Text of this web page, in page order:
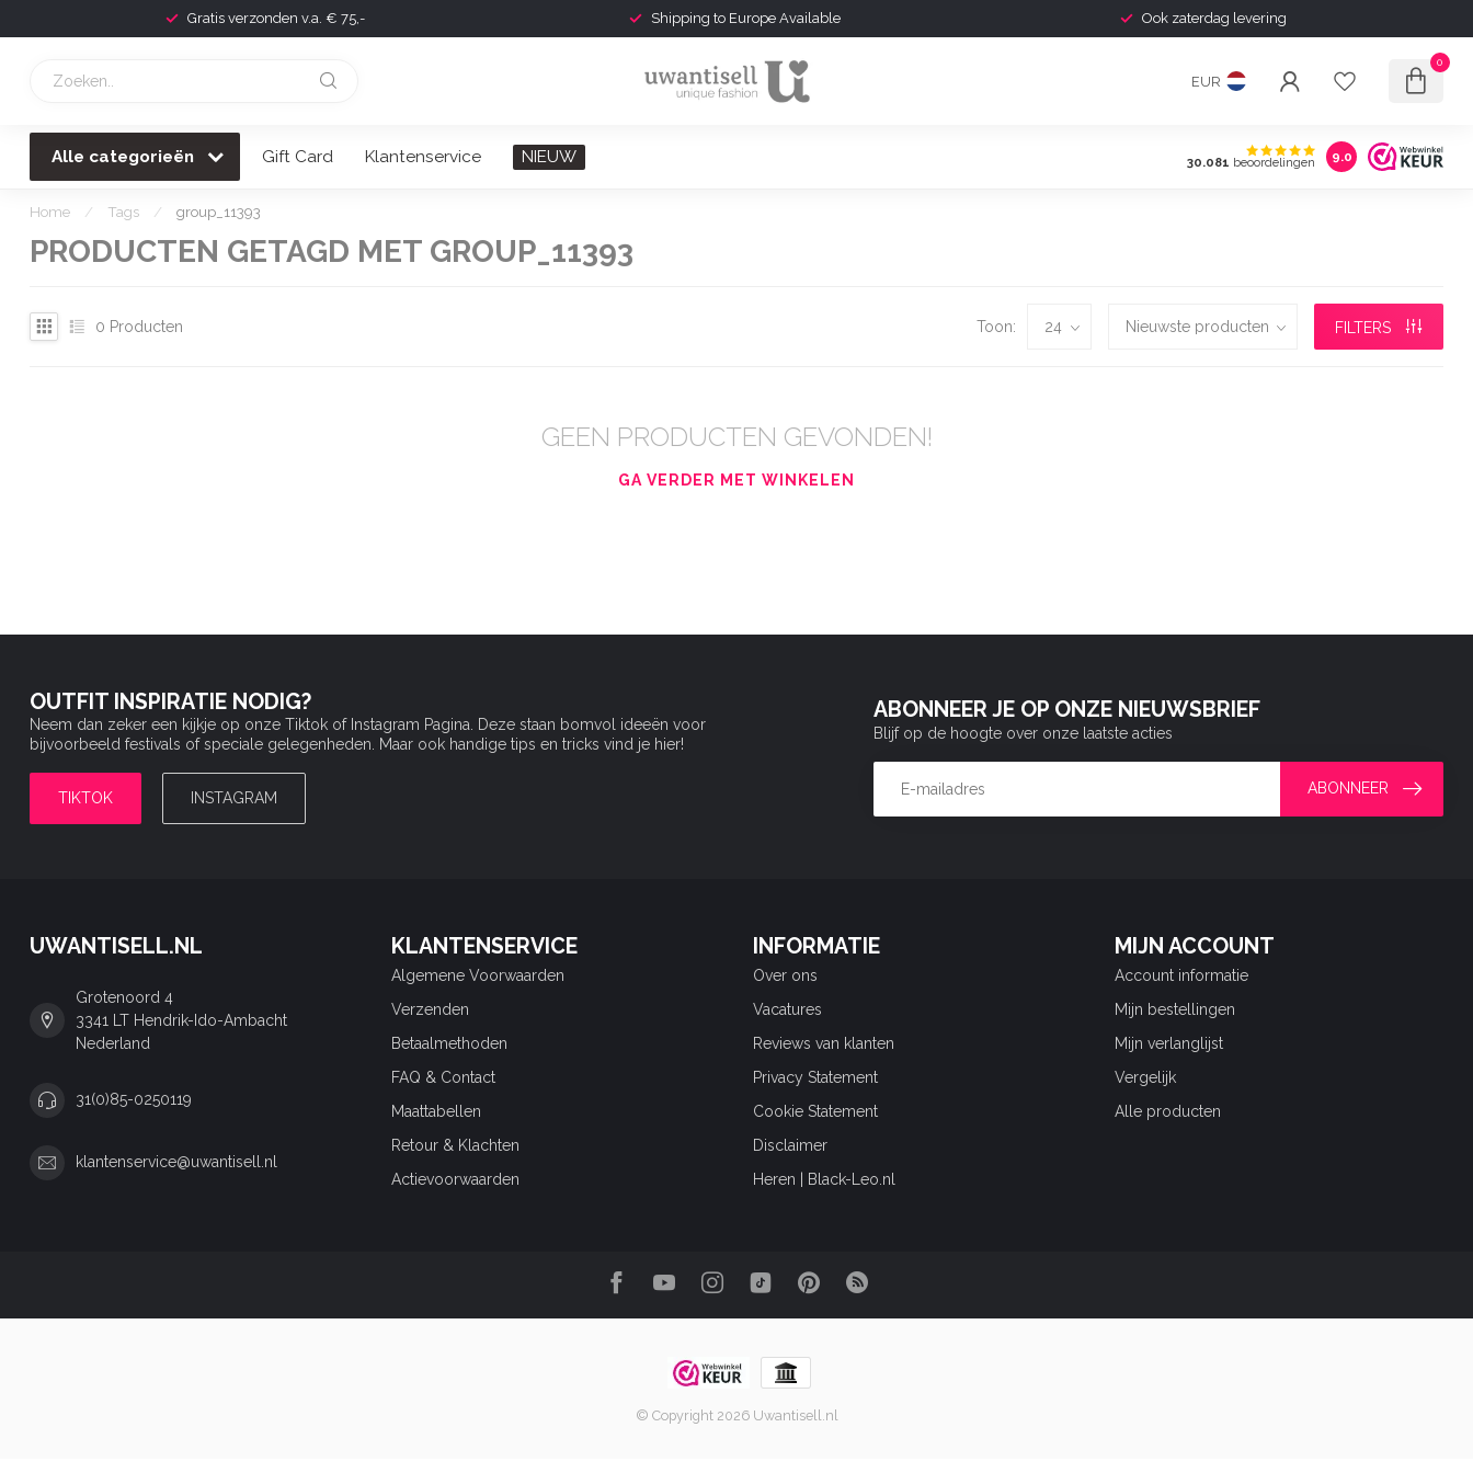
Gratis verzonden v.a. € 75,- Shipping to Europe Available Ook zaterdag levering
EUR
0
Alle categorieën Gift Card Klantenservice NIEUW 30.081 beoordelingen 9.0
Home / Tags / group_11393
PRODUCTEN GETAGD MET GROUP_11393
0 Producten Toon: FILTERS
GEEN PRODUCTEN GEVONDEN!
GA VERDER MET WINKELEN
OUTFIT INSPIRATIE NODIG?
Neem dan zeker een kijkje op onze Tiktok of Instagram Pagina. Deze staan bomvol ideeën voor
bijvoorbeeld festivals of speciale gelegenheden. Maar ook handige tips en tricks vind je hier!
TIKTOK INSTAGRAM
ABONNEER JE OP ONZE NIEUWSBRIEF
Blijf op de hoogte over onze laatste acties
ABONNEER
UWANTISELL.NL
Grotenoord 4
3341 LT Hendrik-Ido-Ambacht
Nederland
31(0)85-0250119
klantenservice@uwantisell.nl
KLANTENSERVICE
Algemene Voorwaarden
Verzenden
Betaalmethoden
FAQ & Contact
Maattabellen
Retour & Klachten
Actievoorwaarden
INFORMATIE
Over ons
Vacatures
Reviews van klanten
Privacy Statement
Cookie Statement
Disclaimer
Heren | Black-Leo.nl
MIJN ACCOUNT
Account informatie
Mijn bestellingen
Mijn verlanglijst
Vergelijk
Alle producten
© Copyright 2026 Uwantisell.nl